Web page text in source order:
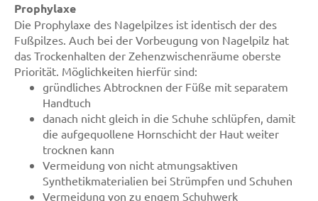
Prophylaxe
Die Prophylaxe des Nagelpilzes ist identisch der des
Fußpilzes. Auch bei der Vorbeugung von Nagelpilz hat
das Trockenhalten der Zehenzwischenräume oberste
Priorität. Möglichkeiten hierfür sind:
gründliches Abtrocknen der Füße mit separatem
Handtuch
danach nicht gleich in die Schuhe schlüpfen, damit
die aufgequollene Hornschicht der Haut weiter
trocknen kann
Vermeidung von nicht atmungsaktiven
Synthetikmaterialien bei Strümpfen und Schuhen
Vermeidung von zu engem Schuhwerk